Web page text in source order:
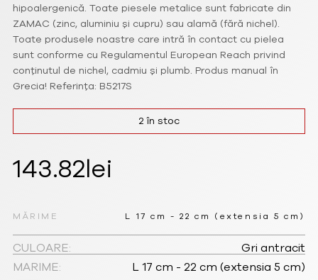
hipoalergenică. Toate piesele metalice sunt fabricate din
ZAMAC (zinc, aluminiu și cupru) sau alamă (fără nichel).
Toate produsele noastre care intră în contact cu pielea
sunt conforme cu Regulamentul European Reach privind
conținutul de nichel, cadmiu și plumb. Produs manual în
Grecia! Referința: B5217S
143.82lei
MĂRIME L 17 cm - 22 cm (extensia 5 cm)
CULOARE:
Gri antracit
MARIME:
L 17 cm - 22 cm (extensia 5 cm)
2 în stoc